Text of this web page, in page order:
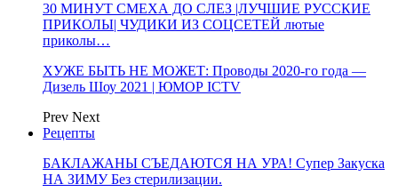
30 МИНУТ СМЕХА ДО СЛЕЗ |ЛУЧШИЕ РУССКИЕ
ПРИКОЛЫ| ЧУДИКИ ИЗ СОЦСЕТЕЙ лютые
приколы…
ХУЖЕ БЫТЬ НЕ МОЖЕТ: Проводы 2020-го года —
Дизель Шоу 2021 | ЮМОР ICTV
Prev Next
Рецепты
БАКЛАЖАНЫ СЪЕДАЮТСЯ НА УРА! Супер Закуска
НА ЗИМУ Без стерилизации.